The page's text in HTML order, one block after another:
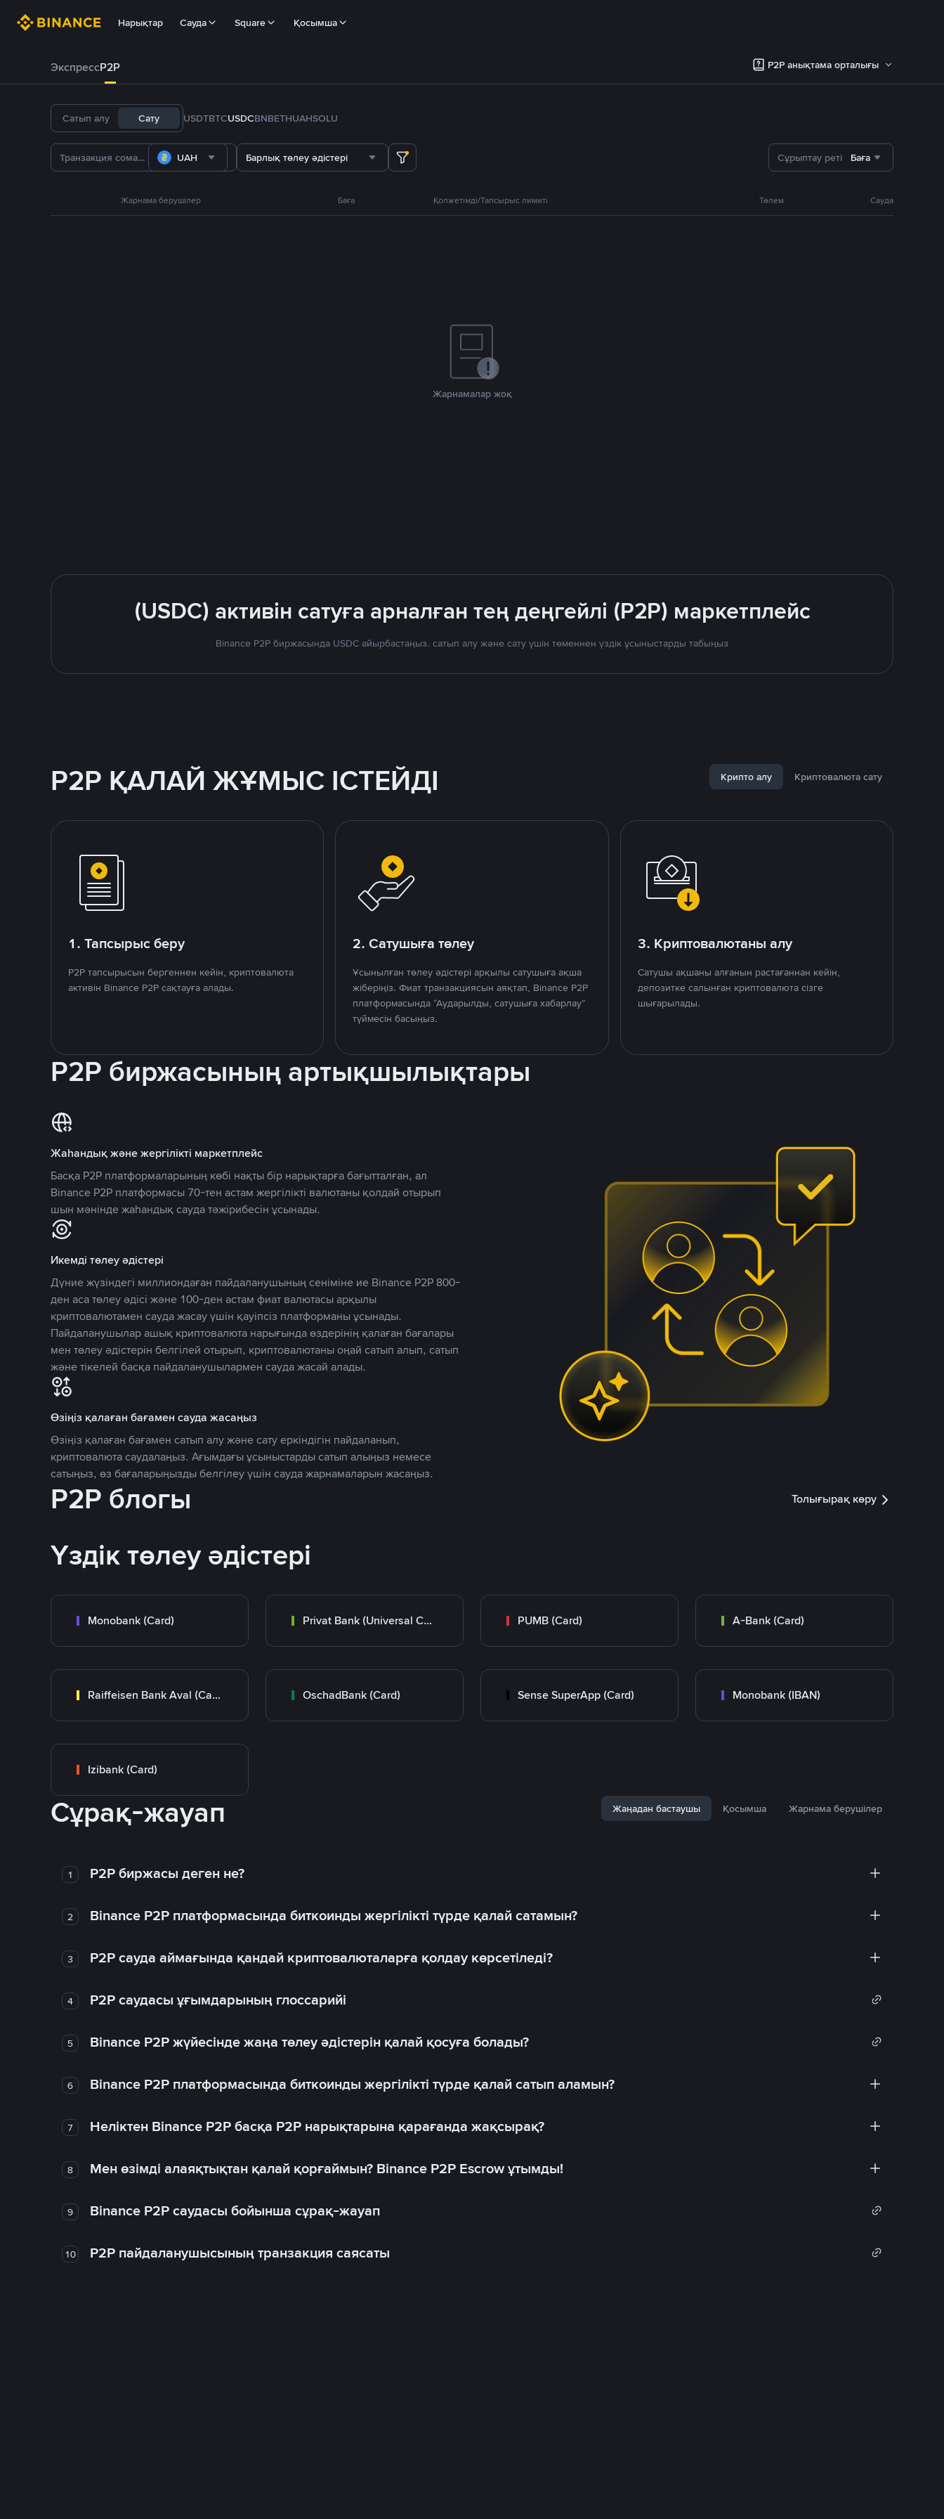
Нарықтар Сауда Square Қосымша
ЭкспрессP2P P2P анықтама орталығы
Сатып алу Сату USDTBTCUSDCBNBETHUAHSOLU
UAH Барлық төлеу әдістері Сұрыптау реті Баға
Жарнама берушілер Баға Қолжетімді/Тапсырыс лимиті Төлем Сауда
Жарнамалар жоқ
(USDC) активін сатуға арналған тең деңгейлі (P2P) маркетплейс
Binance P2P биржасында USDC айырбастаңыз. сатып алу және сату үшін төменнен үздік ұсыныстарды табыңыз
P2P ҚАЛАЙ ЖҰМЫС ІСТЕЙДІ Крипто алу Криптовалюта сату
1. Тапсырыс беру
P2P тапсырысын бергеннен кейін, криптовалюта
активін Binance P2P сақтауға алады.
2. Сатушыға төлеу
Ұсынылған төлеу әдістері арқылы сатушыға ақша
жіберіңіз. Фиат транзакциясын аяқтап, Binance P2P
платформасында “Аударылды, сатушыға хабарлау”
түймесін басыңыз.
3. Криптовалютаны алу
Сатушы ақшаны алғанын растағаннан кейін,
депозитке салынған криптовалюта сізге
шығарылады.
P2P биржасының артықшылықтары
Жаһандық және жергілікті маркетплейс
Басқа P2P платформаларының көбі нақты бір нарықтарға бағытталған, ал
Binance P2P платформасы 70-тен астам жергілікті валютаны қолдай отырып
шын мәнінде жаһандық сауда тәжірибесін ұсынады.
Икемді төлеу әдістері
Дүние жүзіндегі миллиондаған пайдаланушының сеніміне ие Binance P2P 800-
ден аса төлеу әдісі және 100-ден астам фиат валютасы арқылы
криптовалютамен сауда жасау үшін қауіпсіз платформаны ұсынады.
Пайдаланушылар ашық криптовалюта нарығында өздерінің қалаған бағалары
мен төлеу әдістерін белгілей отырып, криптовалютаны оңай сатып алып, сатып
және тікелей басқа пайдаланушылармен сауда жасай алады.
Өзіңіз қалаған бағамен сауда жасаңыз
Өзіңіз қалаған бағамен сатып алу және сату еркіндігін пайдаланып,
криптовалюта саудалаңыз. Ағымдағы ұсыныстарды сатып алыңыз немесе
сатыңыз, өз бағаларыңызды белгілеу үшін сауда жарнамаларын жасаңыз.
P2P блогы Толығырақ көру
Үздік төлеу әдістері
Monobank (Card) Privat Bank (Universal Card) PUMB (Card) A-Bank (Card)
Raiffeisen Bank Aval (Card) OschadBank (Card) Sense SuperApp (Card) Monobank (IBAN)
Izibank (Card)
Сұрақ-жауап Жаңадан бастаушы Қосымша Жарнама берушілер
1 P2P биржасы деген не?
2 Binance P2P платформасында биткоинды жергілікті түрде қалай сатамын?
3 P2P сауда аймағында қандай криптовалюталарға қолдау көрсетіледі?
4 P2P саудасы ұғымдарының глоссарийі
5 Binance P2P жүйесінде жаңа төлеу әдістерін қалай қосуға болады?
6 Binance P2P платформасында биткоинды жергілікті түрде қалай сатып аламын?
7 Неліктен Binance P2P басқа P2P нарықтарына қарағанда жақсырақ?
8 Мен өзімді алаяқтықтан қалай қорғаймын? Binance P2P Escrow ұтымды!
9 Binance P2P саудасы бойынша сұрақ-жауап
10 P2P пайдаланушысының транзакция саясаты